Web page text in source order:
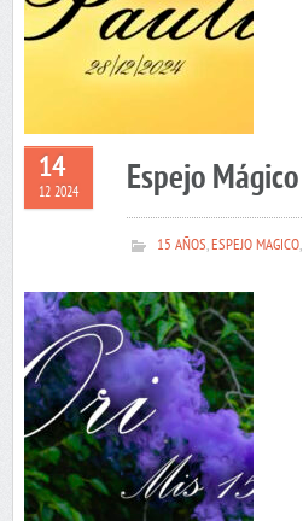
14
12 2024 Espejo
15 AÑOS,ESPEJO MAGICO,